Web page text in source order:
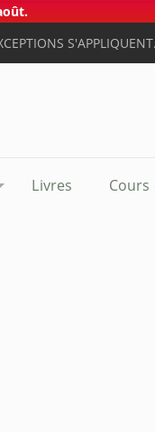
S'APPLIQUENT.
Livres